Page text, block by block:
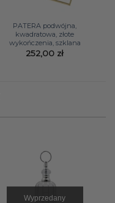
PATERA podwójna,
kwadratowa, złote
wykończenia, szklana
252,00 zł
Wyprzedany